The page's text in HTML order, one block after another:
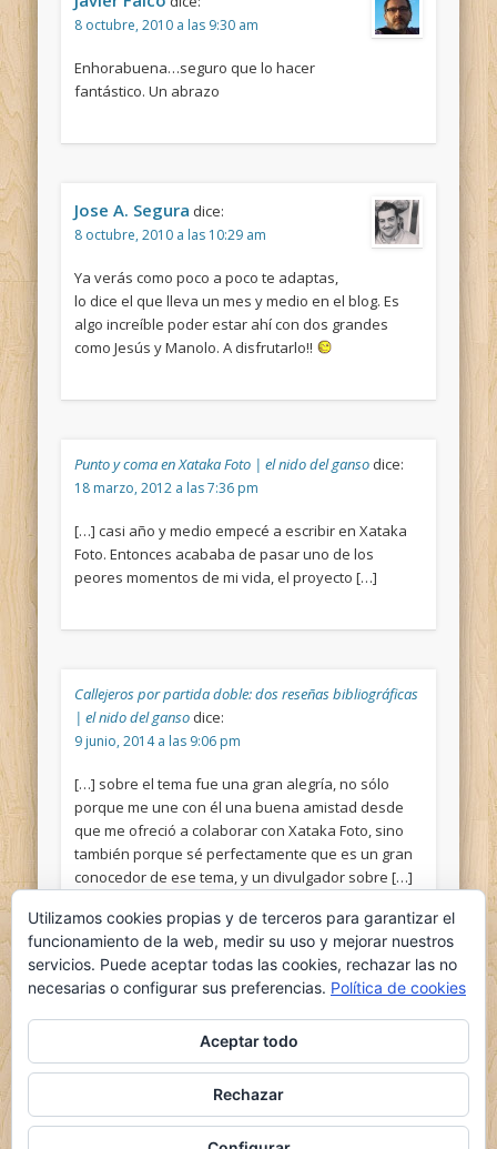
8 octubre, 2010 a las 9:30 am
Enhorabuena…seguro que lo hacer
fantástico. Un abrazo
Jose A. Segura dice:
8 octubre, 2010 a las 10:29 am
Ya verás como poco a poco te adaptas,
lo dice el que lleva un mes y medio en el blog. Es
algo increíble poder estar ahí con dos grandes
como Jesús y Manolo. A disfrutarlo!!
Punto y coma en Xataka Foto | el nido del ganso dice:
18 marzo, 2012 a las 7:36 pm
[…] casi año y medio empecé a escribir en Xataka
Foto. Entonces acababa de pasar uno de los
peores momentos de mi vida, el proyecto […]
Callejeros por partida doble: dos reseñas bibliográficas
| el nido del ganso dice:
9 junio, 2014 a las 9:06 pm
[…] sobre el tema fue una gran alegría, no sólo
porque me une con él una buena amistad desde
que me ofreció a colaborar con Xataka Foto, sino
también porque sé perfectamente que es un gran
conocedor de ese tema, y un divulgador sobre […]
Comments are closed.
© 2026 el nido del ganso
Utilizamos cookies propias y de terceros para garantizar el
funcionamiento de la web, medir su uso y mejorar nuestros
servicios. Puede aceptar todas las cookies, rechazar las no
necesarias o configurar sus preferencias. Política de cookies
Aceptar todo
Rechazar